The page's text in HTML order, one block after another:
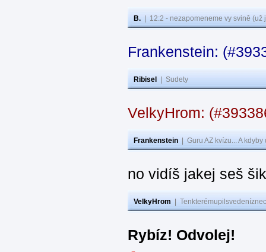
B. 12:2 - nezapomeneme vy svině
Frankenstein:
Ribisel Sudety
VelkyHrom:
Frankenstein Guru AZ kvízu... A
no vidíš jakej seš
VelkyHrom
Rybíz! Odvolej!